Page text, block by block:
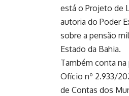
está o Projeto de
autoria do Poder
sobre a pensão
Estado da Bahia.
Também conta
Ofício nº 2.933/
de Contas dos